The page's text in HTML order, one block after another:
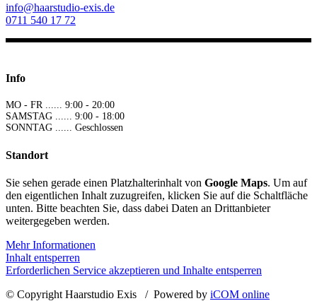
info@haarstudio-exis.de
0711 540 17 72
Info
MO - FR ...... 9:00 - 20:00
SAMSTAG ...... 9:00 - 18:00
SONNTAG ...... Geschlossen
Standort
Sie sehen gerade einen Platzhalterinhalt von Google Maps. Um auf
den eigentlichen Inhalt zuzugreifen, klicken Sie auf die Schaltfläche
unten. Bitte beachten Sie, dass dabei Daten an Drittanbieter
weitergegeben werden.
Mehr Informationen
Inhalt entsperren
Erforderlichen Service akzeptieren und Inhalte entsperren
© Copyright Haarstudio Exis / Powered by iCOM online